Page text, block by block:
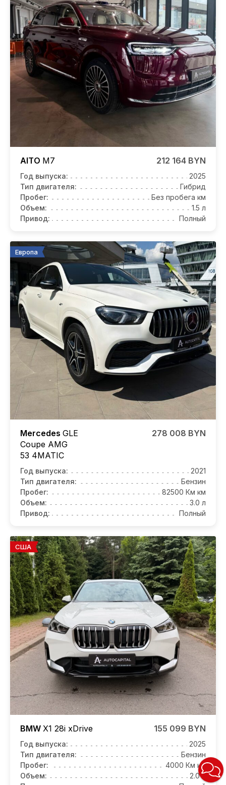
AITO M7 212 164 BYN
Год выпуска:
2025
Тип двигателя:
Гибрид
Пробег:
Без пробега км
Объем:
1.5 л
Привод:
Полный
Европа
Mercedes GLE
Coupe AMG
53 4MATIC
278 008 BYN
Год выпуска:
2021
Тип двигателя:
Бензин
Пробег:
82500 Км км
Объем:
3.0 л
Привод:
Полный
США
BMW X1 28i xDrive 155 099 BYN
Год выпуска:
2025
Тип двигателя:
Бензин
Пробег:
4000 Км км
Объем:
2.0 л